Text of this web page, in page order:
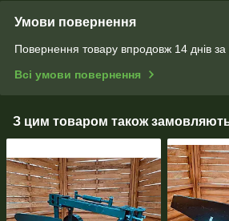
Умови повернення
Повернення товару впродовж 14 днів за
Всі умови повернення
З цим товаром також